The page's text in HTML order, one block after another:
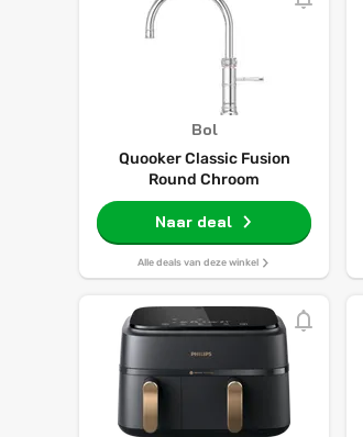
Bol
Quooker Classic Fusion
Round Chroom
Naar deal
Alle deals van deze winkel